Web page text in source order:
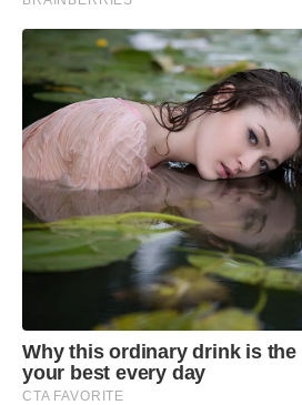
Why this ordinary drink is
your best every day
CTA FAVORITE